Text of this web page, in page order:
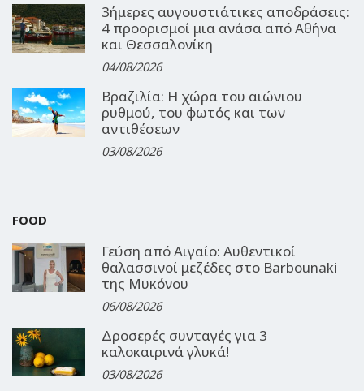
3ήμερες αυγουστιάτικες αποδράσεις:
4 προορισμοί μια ανάσα από Αθήνα
και Θεσσαλονίκη
04/08/2026
Βραζιλία: Η χώρα του αιώνιου
ρυθμού, του φωτός και των
αντιθέσεων
03/08/2026
FOOD
Γεύση από Αιγαίο: Αυθεντικοί
θαλασσινοί μεζέδες στο Barbounaki
της Μυκόνου
06/08/2026
Δροσερές συνταγές για 3
καλοκαιρινά γλυκά!
03/08/2026